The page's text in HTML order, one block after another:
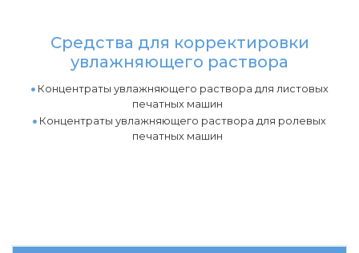
Средства для корректировки
увлажняющего раствора
Концентраты увлажняющего раствора для листовых
печатных машин
Концентраты увлажняющего раствора для ролевых
печатных машин